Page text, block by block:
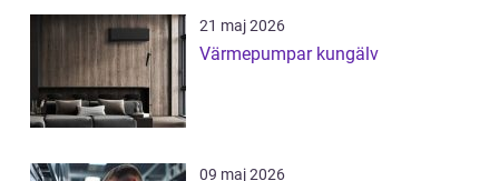
21 maj 2026
Värmepumpar kungälv
09 maj 2026